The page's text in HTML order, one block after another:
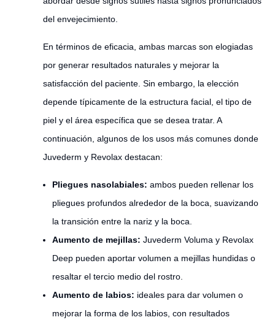
del envejecimiento.
En términos de eficacia, ambas marcas son elogiadas
por generar resultados naturales y mejorar la
satisfacción del paciente. Sin embargo, la elección
depende típicamente de la estructura facial, el tipo de
piel y el área específica que se desea tratar. A
continuación, algunos de los usos más comunes donde
Juvederm y Revolax destacan:
Pliegues nasolabiales: ambos pueden rellenar los
pliegues profundos alrededor de la boca, suavizando
la transición entre la nariz y la boca.
Aumento de mejillas: Juvederm Voluma y Revolax
Deep pueden aportar volumen a mejillas hundidas o
resaltar el tercio medio del rostro.
Aumento de labios: ideales para dar volumen o
mejorar la forma de los labios, con resultados